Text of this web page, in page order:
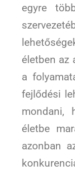
egyre
életben az
a
fejlődési
mondani,
életbe
azonban